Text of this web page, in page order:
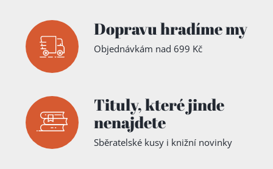
Dopravu hradíme my
Objednávkám nad 699 Kč
Tituly,které jinde
nenajdete
Sběratelské kusy i knižní novinky